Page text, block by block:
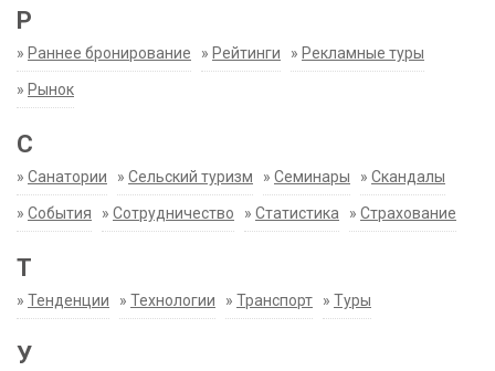
Р
» Раннее бронирование » Рейтинги » Рекламные туры
» Рынок
С
» Санатории » Сельский туризм » Семинары » Скандалы
» События » Сотрудничество » Статистика » Страхование
Т
» Тенденции » Технологии » Транспорт » Туры
У